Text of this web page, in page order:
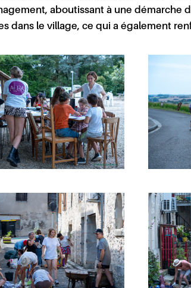
aboutissant à une démarche
dans le village, ce qui a également